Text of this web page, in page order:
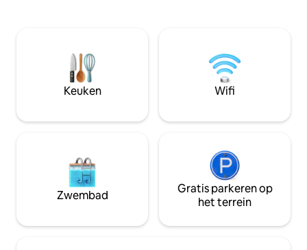
woonkamer met alle gemakken, een
eethoek en een volledig uitgeruste en
moderne Amerikaanse keuken. Het
appartement is voorzien van
en de
Een van de beste
kunt bijna overal
toe lopen.
Keuken Wifi
Zwembad
Gratis parkeren op
het terrein